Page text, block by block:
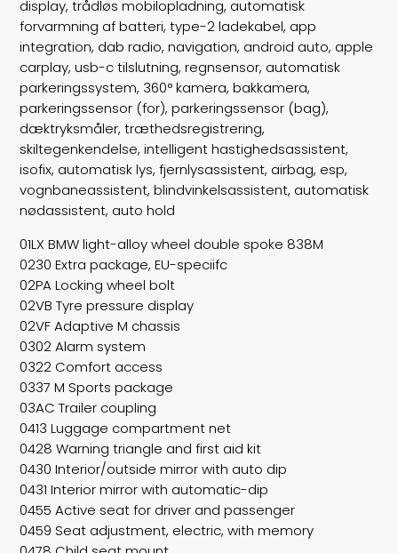
display, trådløs mobilopladning, automatisk
forvarmning af batteri, type-2 ladekabel, app
integration, dab radio, navigation, android auto, apple
carplay, usb-c tilslutning, regnsensor, automatisk
parkeringssystem, 360° kamera, bakkamera,
parkeringssensor (for), parkeringssensor (bag),
dæktryksmåler, træthedsregistrering,
skiltegenkendelse, intelligent hastighedsassistent,
isofix, automatisk lys, fjernlysassistent, airbag, esp,
vognbaneassistent, blindvinkelsassistent, automatisk
nødassistent, auto hold
01LX BMW light-alloy wheel double spoke 838M
0230 Extra package, EU-speciifc
02PA Locking wheel bolt
02VB Tyre pressure display
02VF Adaptive M chassis
0302 Alarm system
0322 Comfort access
0337 M Sports package
03AC Trailer coupling
0413 Luggage compartment net
0428 Warning triangle and first aid kit
0430 Interior/outside mirror with auto dip
0431 Interior mirror with automatic-dip
0455 Active seat for driver and passenger
0459 Seat adjustment, electric, with memory